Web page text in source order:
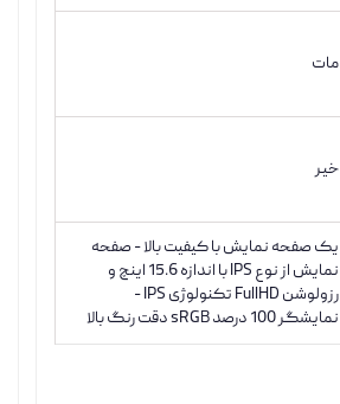
مات
خیر
یک صفحه نمایش با کیفیت بالا - صفحه
نمایش از نوع IPS با اندازه 15.6 اینچ و
رزولوشن FullHD تکنولوژی IPS -
نمایشگر 100 درصد sRGB دقت رنگ بالا